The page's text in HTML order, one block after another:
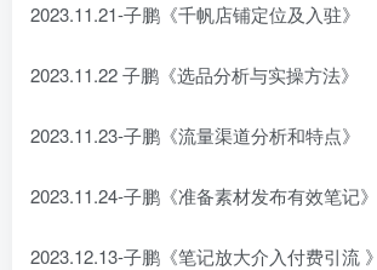
2023.11.21-子鹏《千帆店铺定位及入驻》
2023.11.22 子鹏《选品分析与实操方法》
2023.11.23-子鹏《流量渠道分析和特点》
2023.11.24-子鹏《准备素材发布有效笔记》
2023.12.13-子鹏《笔记放大介入付费引流 》